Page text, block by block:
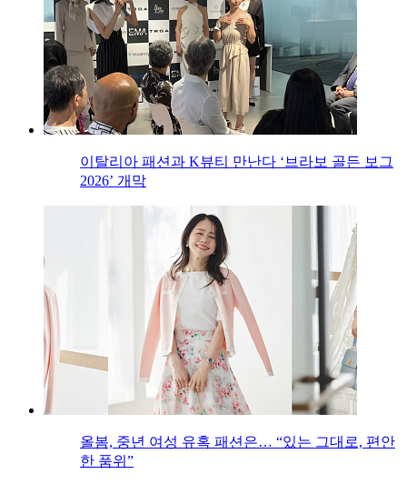
이탈리아 패션과 K뷰티 만난다 ‘브라보 골든 보그
2026’ 개막
올봄, 중년 여성 유혹 패션은… “있는 그대로, 편안
한 품위”